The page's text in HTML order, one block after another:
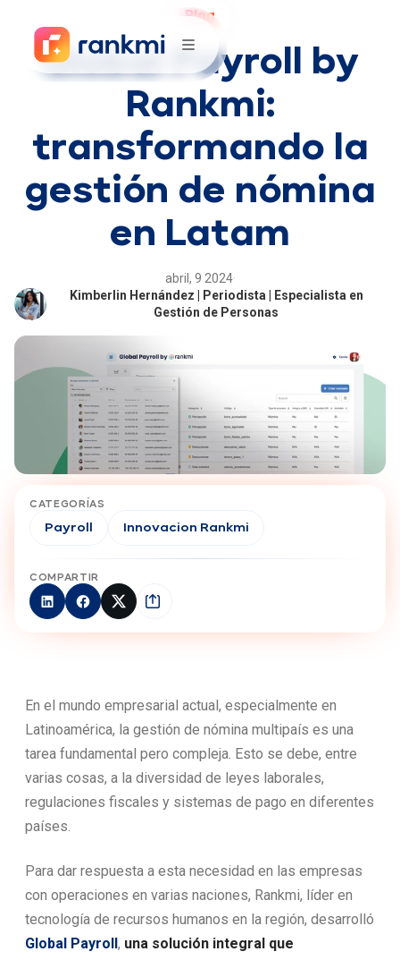
Blog
Global Payroll by
Rankmi:
transformando la
gestión de nómina
en Latam
abril, 9 2024·
Kimberlin Hernández | Periodista | Especialista en
Gestión de Personas
CATEGORÍAS
Payroll Innovacion Rankmi
COMPARTIR
En el mundo empresarial actual, especialmente en
Latinoamérica, la gestión de nómina multipaís es una
tarea fundamental pero compleja. Esto se debe, entre
varias cosas, a la diversidad de leyes laborales,
regulaciones fiscales y sistemas de pago en diferentes
países.
Para dar respuesta a esta necesidad en las empresas
con operaciones en varias naciones, Rankmi, líder en
tecnología de recursos humanos en la región, desarrolló
Global Payroll, una solución integral que